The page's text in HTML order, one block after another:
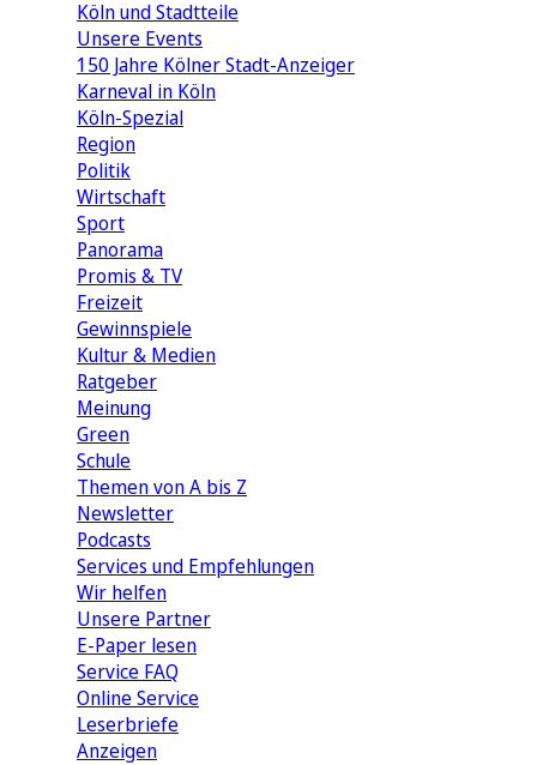
Köln und Stadtteile
Unsere Events
150 Jahre Kölner Stadt-Anzeiger
Karneval in Köln
Köln-Spezial
Region
Politik
Wirtschaft
Sport
Panorama
Promis & TV
Freizeit
Gewinnspiele
Kultur & Medien
Ratgeber
Meinung
Green
Schule
Themen von A bis Z
Newsletter
Podcasts
Services und Empfehlungen
Wir helfen
Unsere Partner
E-Paper lesen
Service FAQ
Online Service
Leserbriefe
Anzeigen